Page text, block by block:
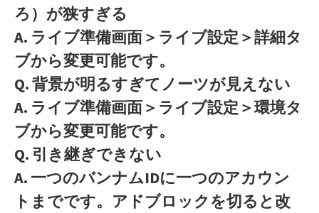
ろ）が狭すぎる
A. ライブ準備画面＞ライブ設定＞詳細タ
ブから変更可能です。
Q. 背景が明るすぎてノーツが見えない
A. ライブ準備画面＞ライブ設定＞環境タ
ブから変更可能です。
Q. 引き継ぎできない
A. 一つのバンナムIDに一つのアカウン
トまでです。アドブロックを切ると改